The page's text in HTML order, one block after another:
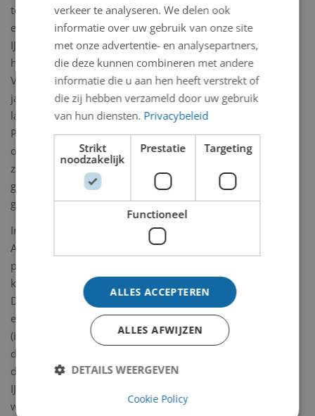
toegankelijkheid verbeteren
en met trots laten zien wat
IJmuiden allemaal te bieden
heeft. De Kunstcommissie
Velsen bracht het afgelopen
jaar verschillende locaties
langs de Haven- en
Pierroute in kaart. Na
overleg met de eigenaren
zijn er verschillende locaties
gevonden waarop Street art
gerealiseerd is en wordt.
In samenwerking met
Amsterdam Street Art zijn
per locatie verschillende
kunstenaars geselecteerd.
De selectie resulteerde in
een groep hoogstaande
(inter)nationale kunstenaars
die met hun werk passen bij
de rauwe identiteit van
IJmuiden. Voor dit project
wordt ook samengewerkt
verkeer te analyseren. We delen ook
informatie over uw gebruik van onze site
met onze advertentie- en analysepartners,
die deze kunnen combineren met andere
informatie die u aan hen heeft verstrekt of
die zij hebben verzameld door uw gebruik
van hun diensten. Privacybeleid
Strikt
noodzakelijk
Prestatie Targeting
Functioneel
ALLES ACCEPTEREN
ALLES AFWIJZEN
DETAILS WEERGEVEN
Cookie Policy